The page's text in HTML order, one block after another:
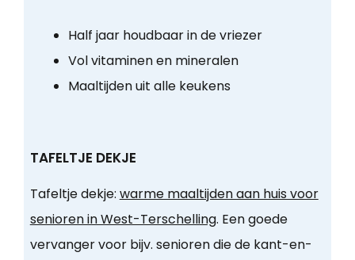
Half jaar houdbaar in de vriezer
Vol vitaminen en mineralen
Maaltijden uit alle keukens
TAFELTJE DEKJE
Tafeltje dekje: warme maaltijden aan huis voor
senioren in West-Terschelling. Een goede
vervanger voor bijv. senioren die de kant-en-